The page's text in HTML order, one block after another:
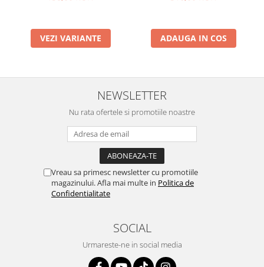
inclus 26x13x12cm
VEZI VARIANTE
3-8 ani
ADAUGA IN COS
NEWSLETTER
Nu rata ofertele si promotiile noastre
Vreau sa primesc newsletter cu promotiile
magazinului. Afla mai multe in Politica de
Confidentialitate
SOCIAL
Urmareste-ne in social media